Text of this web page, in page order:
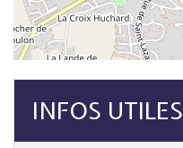
INFOS UTILES